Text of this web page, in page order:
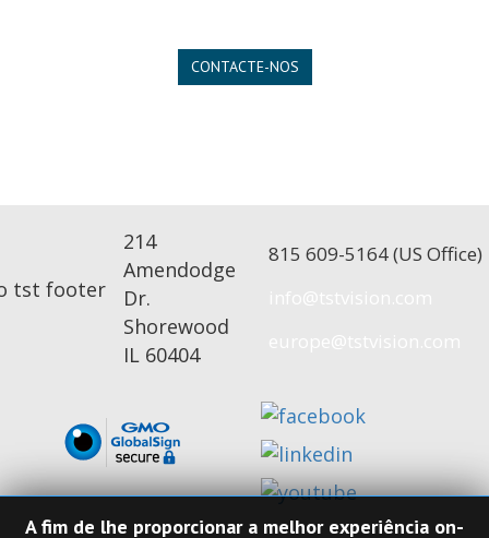
CONTACTE-NOS
214
Amendodge
Dr.
Shorewood
IL 60404
815 609-5164 (US Office)
A fim de lhe proporcionar a melhor experiência on-